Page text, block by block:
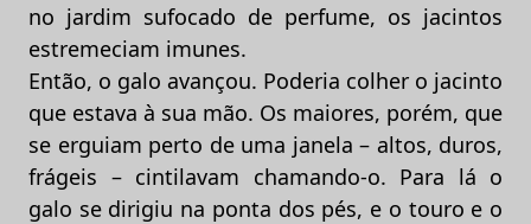
no jardim sufocado de perfume, os jacintos
estremeciam imunes.
Então, o galo avançou. Poderia colher o jacinto
que estava à sua mão. Os maiores, porém, que
se erguiam perto de uma janela – altos, duros,
frágeis – cintilavam chamando-o. Para lá o
galo se dirigiu na ponta dos pés, e o touro e o